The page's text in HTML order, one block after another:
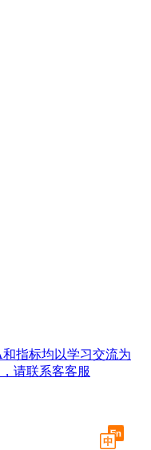
指标均以学习交流为
请联系客客服